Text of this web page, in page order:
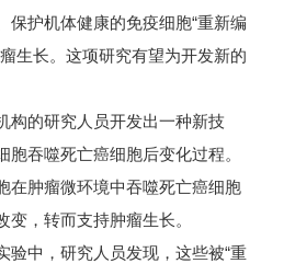
保护机体健康的免疫细胞“重新编
生长。这项研究有望为开发新的
的研究人员开发出一种新技
胞吞噬死亡癌细胞后变化过程。
在肿瘤微环境中吞噬死亡癌细胞
变，转而支持肿瘤生长。
中，研究人员发现，这些被“重